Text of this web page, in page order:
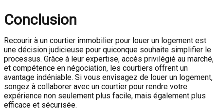
Conclusion
Recourir à un courtier immobilier pour louer un logement est
une décision judicieuse pour quiconque souhaite simplifier le
processus. Grâce à leur expertise, accès privilégié au marché,
et compétence en négociation, les courtiers offrent un
avantage indéniable. Si vous envisagez de louer un logement,
songez à collaborer avec un courtier pour rendre votre
expérience non seulement plus facile, mais également plus
efficace et sécurisée.